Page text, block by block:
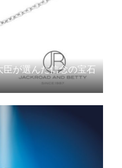
が選んだ信念の宝石